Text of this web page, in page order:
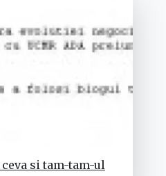
si tam-tam-ul